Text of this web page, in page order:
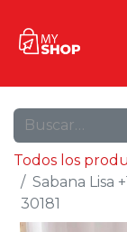
Todos los
Sabana Lisa
30181